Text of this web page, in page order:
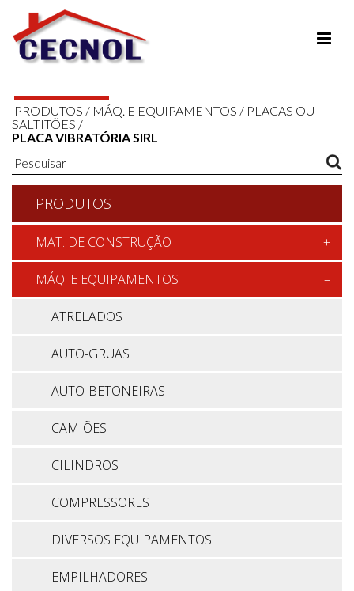
PRODUTOS / MÁQ. E EQUIPAMENTOS / PLACAS OU
SALTITÕES /
PLACA VIBRATÓRIA SIRL
PRODUTOS
MAT. DE CONSTRUÇÃO
MÁQ. E EQUIPAMENTOS
ATRELADOS
AUTO-GRUAS
AUTO-BETONEIRAS
CAMIÕES
CILINDROS
COMPRESSORES
DIVERSOS EQUIPAMENTOS
EMPILHADORES